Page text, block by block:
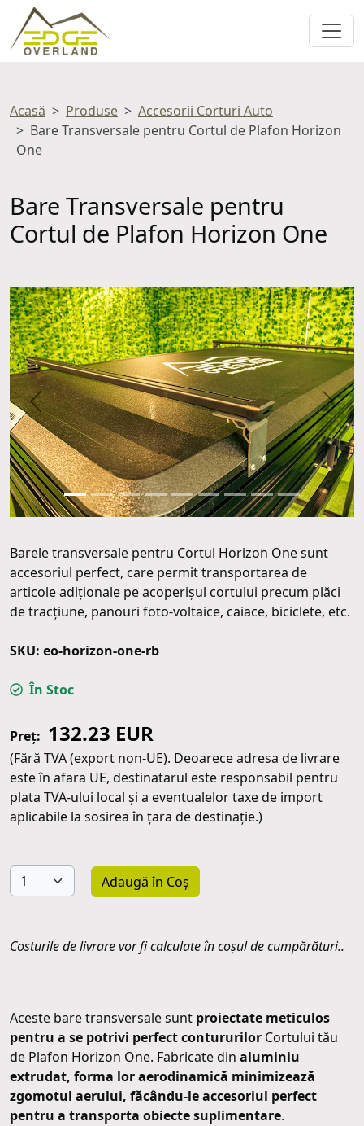
Acasă Produse
Accesorii Corturi Auto
Bare Transversale pentru Cortul de Plafon Horizon
One
Bare Transversale pentru
Cortul de Plafon Horizon One
Precendentul
Barele transversale pentru Cortul Horizon One sunt
accesoriul perfect, care permit transportarea de
articole adiționale pe acoperișul cortului precum plăci
de tracțiune, panouri foto-voltaice, caiace, biciclete, etc.
SKU: eo-horizon-one-rb
În Stoc
Preț: 132.23 EUR
(Fără TVA (export non-UE). Deoarece adresa de livrare
este în afara UE, destinatarul este responsabil pentru
plata TVA-ului local și a eventualelor taxe de import
aplicabile la sosirea în țara de destinație.)
Adaugă în Coș
Costurile de livrare vor fi calculate în coșul de cumpărături..
Aceste bare transversale sunt proiectate meticulos
pentru a se potrivi perfect contururilor Cortului tău
de Plafon Horizon One. Fabricate din aluminiu
extrudat, forma lor aerodinamică minimizează
zgomotul aerului, făcându-le accesoriul perfect
pentru a transporta obiecte suplimentare.